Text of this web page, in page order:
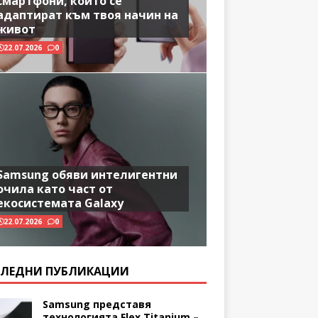
към твоя начин на
22.07.2026 0
обяви интелигентни
като част от
Galaxy
22.07.2026 0
ПУБЛИКАЦИИ
Samsung представя